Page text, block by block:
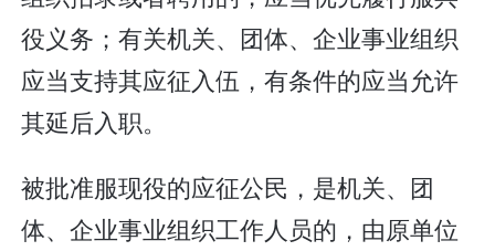
役义务；有关机关、团体、企业事业组织
应当支持其应征入伍，有条件的应当允许
其延后入职。
被批准服现役的应征公民，是机关、团
体、企业事业组织工作人员的，由原单位